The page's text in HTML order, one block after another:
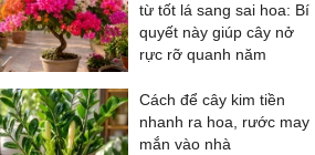
từ tốt lá sang sai hoa: Bí
quyết này giúp cây nở
rực rỡ quanh năm
Cách để cây kim tiền
nhanh ra hoa, rước may
mắn vào nhà